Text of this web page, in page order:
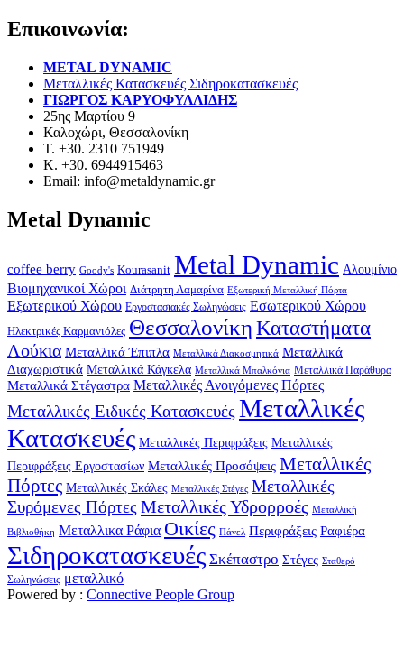
Επικοινωνία:
METAL DYNAMIC
Μεταλλικές Κατασκευές Σιδηροκατασκευές
ΓΙΩΡΓΟΣ ΚΑΡΥΟΦΥΛΛΙΔΗΣ
25ης Μαρτίου 9
Καλοχώρι, Θεσσαλονίκη
Τ. +30. 2310 751949
Κ. +30. 6944915463
Email: info@metaldynamic.gr
Metal Dynamic
coffee berry Goody's Kourasanit Metal Dynamic Αλουμίνιο
Βιομηχανικοί Χώροι Διάτρητη Λαμαρίνα Εξωτερική Μεταλλική Πόρτα
Εξωτερικού Χώρου Εργοστασιακές Σωληνώσεις Εσωτερικού Χώρου
Ηλεκτρικές Καρμανιόλες Θεσσαλονίκη Καταστήματα
Λούκια Μεταλλικά Έπιπλα Μεταλλικά Διακοσμητικά Μεταλλικά
Διαχωριστικά Μεταλλικά Κάγκελα Μεταλλικά Μπαλκόνια Μεταλλικά Παράθυρα
Μεταλλικά Στέγαστρα Μεταλλικές Ανοιγόμενες Πόρτες
Μεταλλικές Ειδικές Κατασκευές Μεταλλικές
Κατασκευές Μεταλλικές Περιφράξεις Μεταλλικές
Περιφράξεις Εργοστασίων Μεταλλικές Προσόψεις Μεταλλικές
Πόρτες Μεταλλικές Σκάλες Μεταλλικές Στέγες Μεταλλικές
Συρόμενες Πόρτες Μεταλλικές Υδρορροές Μεταλλική
Βιβλιοθήκη Μεταλλικα Ράφια Οικίες Πάνελ Περιφράξεις Ραφιέρα
Σιδηροκατασκευές Σκέπαστρο Στέγες Σταθερό
Σωληνώσεις μεταλλικό
Powered by : Connective People Group